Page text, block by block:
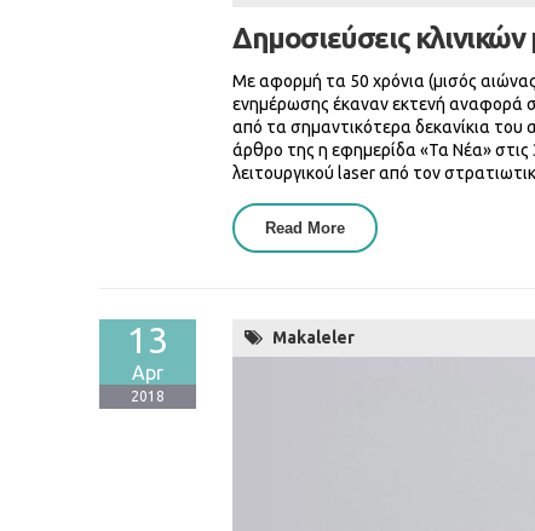
Δημοσιεύσεις
Με αφορμή τα 50 χρόνια (μισός
ενημέρωσης έκαναν εκτενή αναφορά
από τα σημαντικότερα δεκανίκια
άρθρο της η εφημερίδα «Τα Νέα»
λειτουργικού laser από τον
Read More About Δημοσιεύσεις
13
Apr
2018
Makaleler